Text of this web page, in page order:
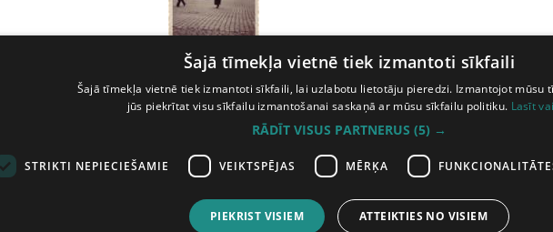
Rātslaukums
LNB bildes
iepriekšējā lapa 58 60 61 62 63 64 65 66 67 69
Šajā tīmekļa vietnē tiek izmantoti sīkfaili
Šajā tīmekļa vietnē tiek izmantoti sīkfaili, lai uzlabotu lietotāju pieredzi. Izmantojot mūsu
jūs piekrītat visu sīkfailu izmantošanai saskaņā ar mūsu sīkfailu politiku. Lasīt
RĀDĪT VISUS PARTNERUS (5) →
STRIKTI NEPIECIEŠAMIE VEIKTSPĒJAS MĒRĶA
PIEKRIST VISIEM ATTEIKTIES NO VISIEM